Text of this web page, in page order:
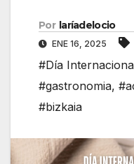
Por laríadelocio
ENE 16, 2025
#Día
#gastronomia,
#bizkaia